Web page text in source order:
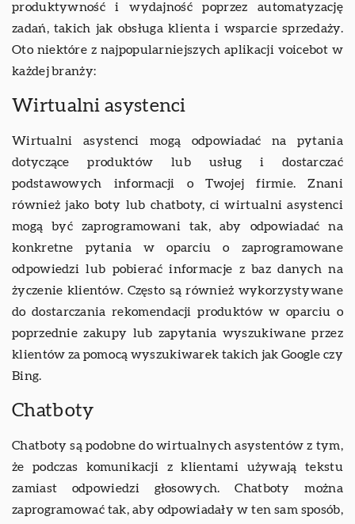
produktywność i wydajność poprzez automatyzację
zadań, takich jak obsługa klienta i wsparcie sprzedaży.
Oto niektóre z najpopularniejszych aplikacji voicebot w
każdej branży:
Wirtualni asystenci
Wirtualni asystenci mogą odpowiadać na pytania
dotyczące produktów lub usług i dostarczać
podstawowych informacji o Twojej firmie. Znani
również jako boty lub chatboty, ci wirtualni asystenci
mogą być zaprogramowani tak, aby odpowiadać na
konkretne pytania w oparciu o zaprogramowane
odpowiedzi lub pobierać informacje z baz danych na
życzenie klientów. Często są również wykorzystywane
do dostarczania rekomendacji produktów w oparciu o
poprzednie zakupy lub zapytania wyszukiwane przez
klientów za pomocą wyszukiwarek takich jak Google czy
Bing.
Chatboty
Chatboty są podobne do wirtualnych asystentów z tym,
że podczas komunikacji z klientami używają tekstu
zamiast odpowiedzi głosowych. Chatboty można
zaprogramować tak, aby odpowiadały w ten sam sposób,